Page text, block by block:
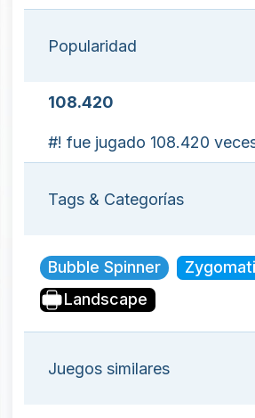
Popularidad
108.420
#! fue jugado 108.420
Tags & Categorías
Bubble Spinner
Landscape
Juegos similares